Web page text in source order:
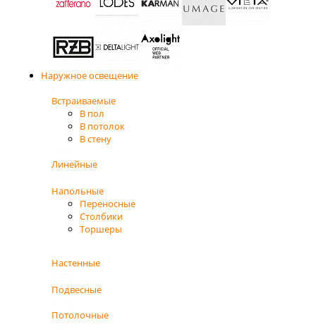
Наружное освещение
Встраиваемые
В пол
В потолок
В стену
Линейные
Напольные
Переносные
Столбики
Торшеры
Настенные
Подвесные
Потолочные